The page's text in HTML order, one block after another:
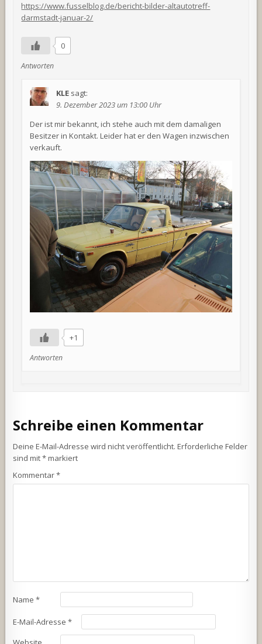
https://www.fusselblog.de/bericht-bilder-altautotreff-
darmstadt-januar-2/
0
Antworten
KLE sagt:
9. Dezember 2023 um 13:00 Uhr
Der ist mir bekannt, ich stehe auch mit dem damaligen
Besitzer in Kontakt. Leider hat er den Wagen inzwischen
verkauft.
+1
Antworten
Schreibe einen Kommentar
Deine E-Mail-Adresse wird nicht veröffentlicht. Erforderliche Felder
sind mit*markiert
Kommentar*
Name*
E-Mail-Adresse*